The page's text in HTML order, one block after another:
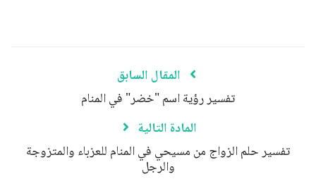
المقال السابق
تفسير رؤية اسم "خضر" في المنام
المادة التالية
تفسير حلم الزواج من مسيحي في المنام للعزباء والمتزوجة
والرجل